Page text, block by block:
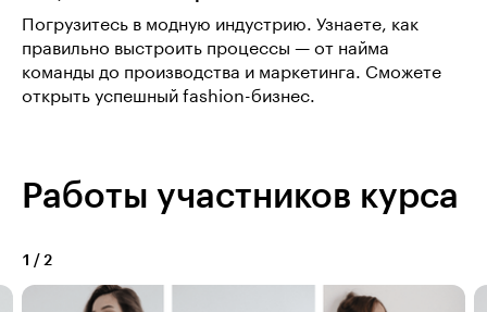
Погрузитесь в модную индустрию. Узнаете, как
правильно выстроить процессы — от найма
команды до производства и маркетинга. Сможете
открыть успешный fashion-бизнес.
Работы участников курса
1 / 2